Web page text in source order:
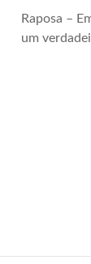
Raposa –
um